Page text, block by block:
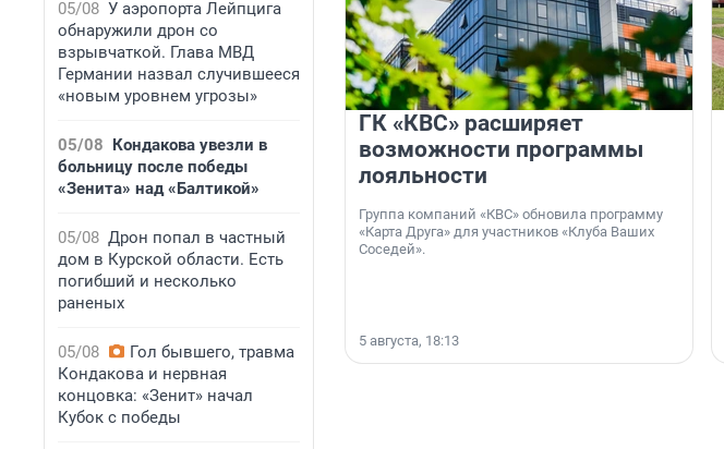
05/08 У аэропорта Лейпцига
обнаружили дрон со
взрывчаткой. Глава МВД
Германии назвал случившееся
«новым уровнем угрозы»
05/08 Кондакова увезли в
больницу после победы
«Зенита» над «Балтикой»
05/08 Дрон попал в частный
дом в Курской области. Есть
погибший и несколько
раненых
05/08
Гол бывшего, травма
Кондакова и нервная
концовка: «Зенит» начал
Кубок с победы
ГК «КВС» расширяет
возможности программы
лояльности
Группа компаний «КВС» обновила программу
«Карта Друга» для участников «Клуба Ваших
Соседей».
5 августа, 18:13